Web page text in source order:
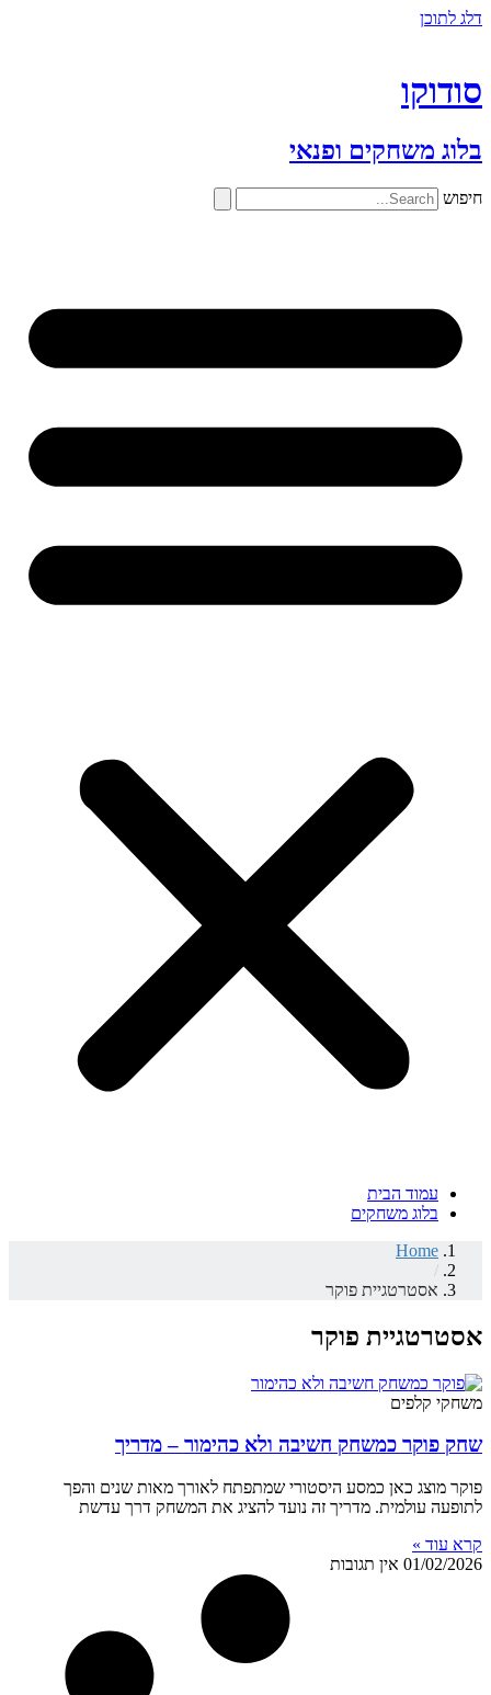
דלג לתוכן
סודוקו
בלוג משחקים ופנאי
חיפוש
עמוד הבית
בלוג משחקים
Home
/
אסטרטגיית פוקר
אסטרטגיית פוקר
משחקי קלפים
שחק פוקר כמשחק חשיבה ולא כהימור – מדריך
פוקר מוצג כאן כמסע היסטורי שמתפתח לאורך מאות שנים והפך
לתופעה עולמית. מדריך זה נועד להציג את המשחק דרך עדשת
קרא עוד »
01/02/2026 אין תגובות